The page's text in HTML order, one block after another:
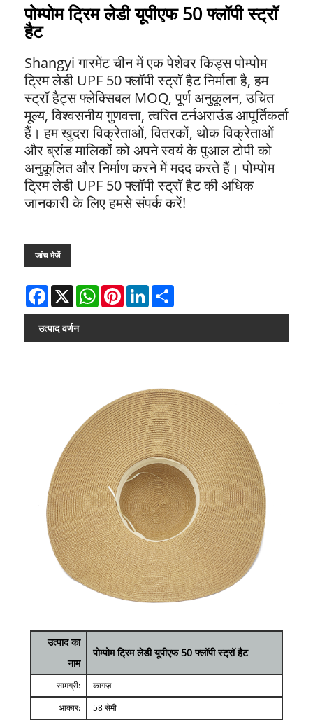
पोम्पोम ट्रिम लेडी यूपीएफ 50 फ्लॉपी स्ट्रॉ
हैट
Shangyi गारमेंट चीन में एक पेशेवर किड्स पोम्पोम
ट्रिम लेडी UPF 50 फ्लॉपी स्ट्रॉ हैट निर्माता है, हम
स्ट्रॉ हैट्स फ्लेक्सिबल MOQ, पूर्ण अनुकूलन, उचित
मूल्य, विश्वसनीय गुणवत्ता, त्वरित टर्नअराउंड आपूर्तिकर्ता
हैं। हम खुदरा विक्रेताओं, वितरकों, थोक विक्रेताओं
और ब्रांड मालिकों को अपने स्वयं के पुआल टोपी को
अनुकूलित और निर्माण करने में मदद करते हैं। पोम्पोम
ट्रिम लेडी UPF 50 फ्लॉपी स्ट्रॉ हैट की अधिक
जानकारी के लिए हमसे संपर्क करें!
जांच भेजें
Facebook
X WhatsAppPinterestLinkedIn
उत्पाद वर्णन
उत्पाद का
नाम
पोम्पोम ट्रिम लेडी यूपीएफ 50 फ्लॉपी स्ट्रॉ हैट
सामग्री:
कागज़
आकार:
58 सेमी